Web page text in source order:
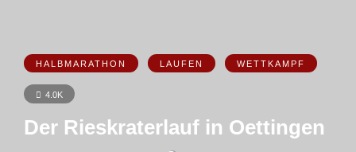
HALBMARATHON LAUFEN WETTKAMPF
4.0K
Der Rieskraterlauf in Oettingen